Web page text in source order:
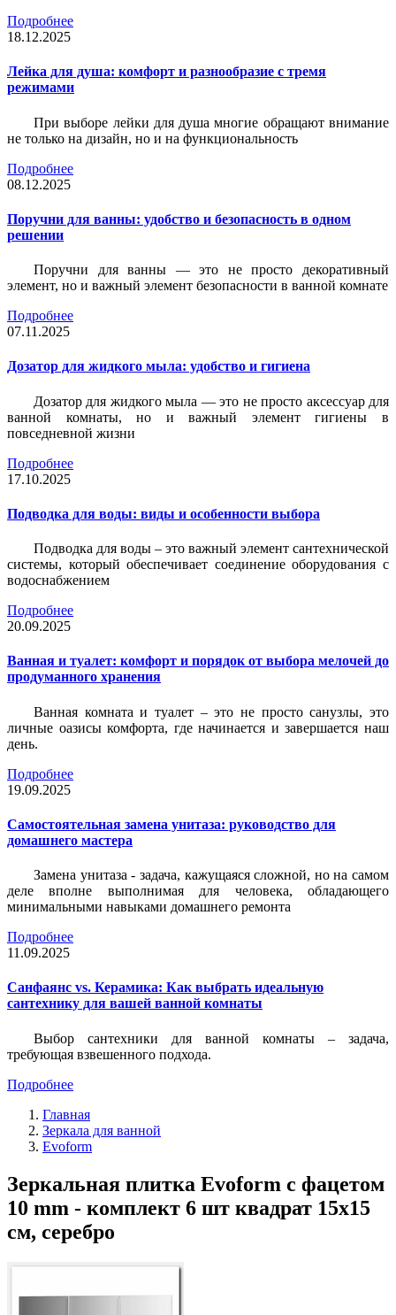
Подробнее
18.12.2025
Лейка для душа: комфорт и разнообразие с тремя
режимами
При выборе лейки для душа многие обращают внимание
не только на дизайн, но и на функциональность
Подробнее
08.12.2025
Поручни для ванны: удобство и безопасность в одном
решении
Поручни для ванны — это не просто декоративный
элемент, но и важный элемент безопасности в ванной комнате
Подробнее
07.11.2025
Дозатор для жидкого мыла: удобство и гигиена
Дозатор для жидкого мыла — это не просто аксессуар для
ванной комнаты, но и важный элемент гигиены в
повседневной жизни
Подробнее
17.10.2025
Подводка для воды: виды и особенности выбора
Подводка для воды – это важный элемент сантехнической
системы, который обеспечивает соединение оборудования с
водоснабжением
Подробнее
20.09.2025
Ванная и туалет: комфорт и порядок от выбора мелочей до
продуманного хранения
Ванная комната и туалет – это не просто санузлы, это
личные оазисы комфорта, где начинается и завершается наш
день.
Подробнее
19.09.2025
Самостоятельная замена унитаза: руководство для
домашнего мастера
Замена унитаза - задача, кажущаяся сложной, но на самом
деле вполне выполнимая для человека, обладающего
минимальными навыками домашнего ремонта
Подробнее
11.09.2025
Санфаянс vs. Керамика: Как выбрать идеальную
сантехнику для вашей ванной комнаты
Выбор сантехники для ванной комнаты – задача,
требующая взвешенного подхода.
Подробнее
Главная
Зеркала для ванной
Evoform
Зеркальная плитка Evoform с фацетом
10 mm - комплект 6 шт квадрат 15х15
см, серебро